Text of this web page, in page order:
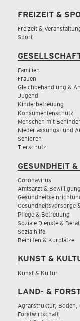
FREIZEIT &
Freizeit &
Sport
Familien
Frauen
Gleichbehandlung &
Jugend
Kinderbetreuung
Konsumentenschutz
Menschen mit
Niederlassungs- und
Senioren
Tierschutz
GESUNDHEIT
Coronavirus
Amtsarzt &
Gesundheitsvorsorge
Pflege & Betreuung
Soziale Dienste &
Sozialhilfe
Beihilfen & Kurplätze
KUNST &
Kunst & Kultur
LAND- &
Agrarstruktur, Boden,
Forstwirtschaft